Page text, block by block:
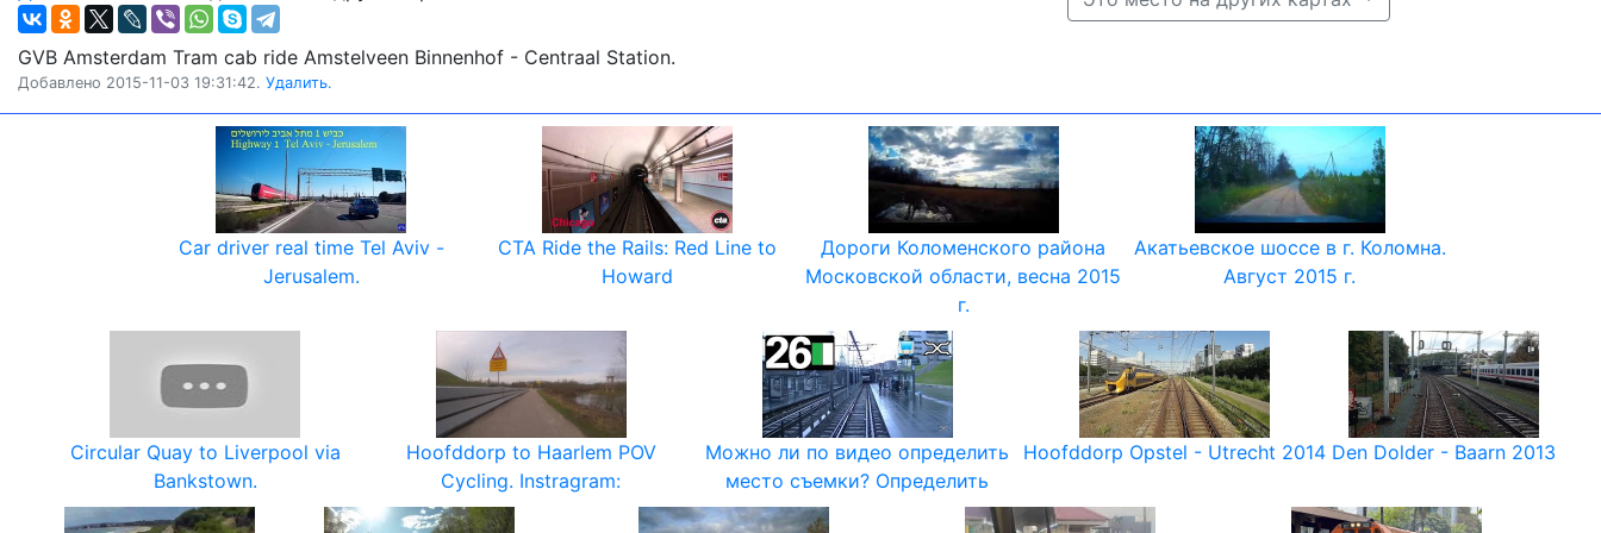
GVB Amsterdam Tram cab ride Amstelveen Binnenhof - Centraal Station.
Добавлено 2015-11-03 19:31:42. Удалить.
Car driver real time Tel Aviv -
Jerusalem.
CTA Ride the Rails: Red Line to
Howard
Дороги Коломенского района
Московской области, весна 2015
г.
Акатьевское шоссе в г. Коломна.
Август 2015 г.
Circular Quay to Liverpool via
Bankstown.
Hoofddorp to Haarlem POV
Cycling. Instragram:
Можно ли по видео определить
место съемки? Определить
Hoofddorp Opstel - Utrecht 2014 Den Dolder - Baarn 2013